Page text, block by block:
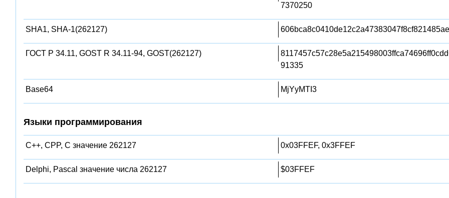
7370250
SHA1, SHA-1(262127)
ГОСТ Р 34.11, GOST R 34.11-94, GOST(262127)
91335
Base64 MjYyMTI3
Языки программирования
C++, CPP, C значение 262127 0x03FFEF, 0x3FFEF
Delphi, Pascal значение числа 262127 $03FFEF